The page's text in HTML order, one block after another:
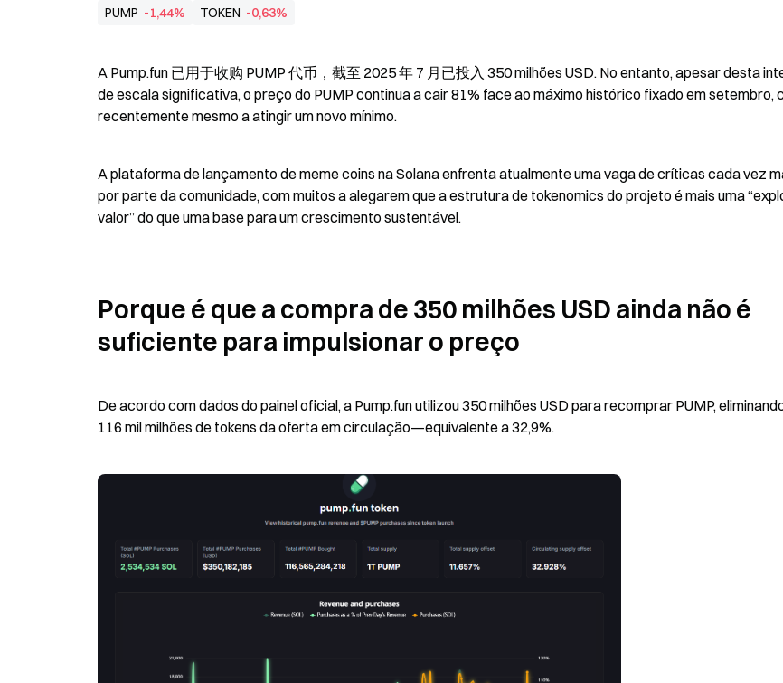
PUMP -1,44% TOKEN -0,63%
A Pump.fun 已用于收购 PUMP 代币，截至 2025 年 7 月已投入 350 milhões USD. No entanto, apesar desta
de escala significativa, o preço do PUMP continua a cair 81% face ao máximo histórico fixado em setembro,
recentemente mesmo a atingir um novo mínimo.
A plataforma de lançamento de meme coins na Solana enfrenta atualmente uma vaga de críticas cada vez
por parte da comunidade, com muitos a alegarem que a estrutura de tokenomics do projeto é mais uma
valor” do que uma base para um crescimento sustentável.
Porque é que a compra de 350 milhões USD ainda não é
suficiente para impulsionar o preço
De acordo com dados do painel oficial, a Pump.fun utilizou 350 milhões USD para recomprar PUMP,
116 mil milhões de tokens da oferta em circulação—equivalente a 32,9%.